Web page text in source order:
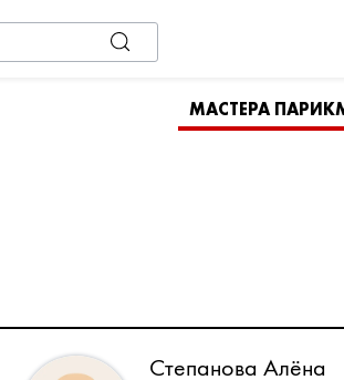
МАСТЕРА
Степанова Алёна